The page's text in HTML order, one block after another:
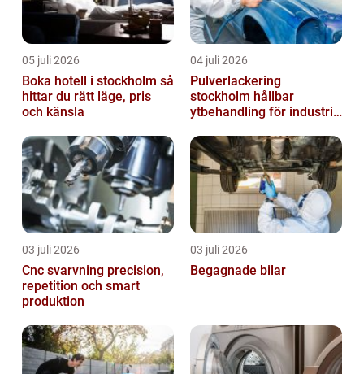
05 juli 2026
Boka hotell i stockholm så
hittar du rätt läge, pris
och känsla
04 juli 2026
Pulverlackering
stockholm hållbar
ytbehandling för industri
03 juli 2026
Cnc svarvning precision,
repetition och smart
produktion
03 juli 2026
Begagnade bilar